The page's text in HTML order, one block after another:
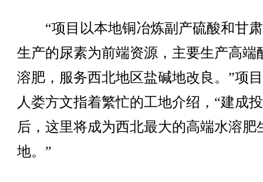
“项目以本地铜冶炼副产硫酸和甘
生产的尿素为前端资源，主要生产高端
溶肥，服务西北地区盐碱地改良。”项
人娄方文指着繁忙的工地介绍，“建成
后，这里将成为西北最大的高端水溶肥
地。”